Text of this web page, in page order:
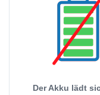
Der Akku lädt